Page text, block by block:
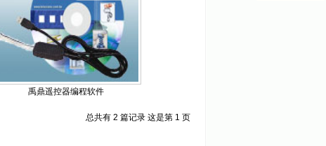
禹鼎遥控器编程软件
总共有 2 篇记录 这是第 1 页